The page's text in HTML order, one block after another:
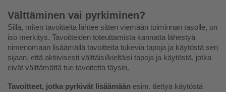
Välttäminen vai pyrkiminen?
Sillä, miten tavoitteita lähtee sitten viemään toiminnan tasolle, on
iso merkitys. Tavoitteiden toteuttamista kannatta lähestyä
nimenomaan lisäämällä tavoitteita tukevia tapoja ja käytöstä sen
sijaan, että aktiivisesti välttäisi/kieltäisi tapoja ja käytöstä, jotka
eivät välttämättä tue tavoitetta täysin.
Tavoitteet, jotka pyrkivät lisäämään esim. tiettyä käytöstä